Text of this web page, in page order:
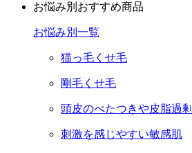
お悩み別おすすめ商品
お悩み別一覧
猫っ毛くせ毛
剛毛くせ毛
頭皮のべたつきや皮脂過剰
刺激を感じやすい敏感肌